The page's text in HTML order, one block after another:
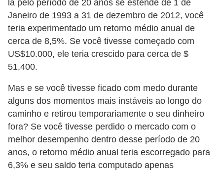
lá pelo período de 20 anos se estende de 1 de
Janeiro de 1993 a 31 de dezembro de 2012, você
teria experimentado um retorno médio anual de
cerca de 8,5%. Se você tivesse começado com
US$10.000, ele teria crescido para cerca de $
51,400.
Mas e se você tivesse ficado com medo durante
alguns dos momentos mais instáveis ao longo do
caminho e retirou temporariamente o seu dinheiro
fora? Se você tivesse perdido o mercado com o
melhor desempenho dentro desse período de 20
anos, o retorno médio anual teria escorregado para
6,3% e seu saldo teria computado apenas
o
s
e
f
n
a
n
c
i
a